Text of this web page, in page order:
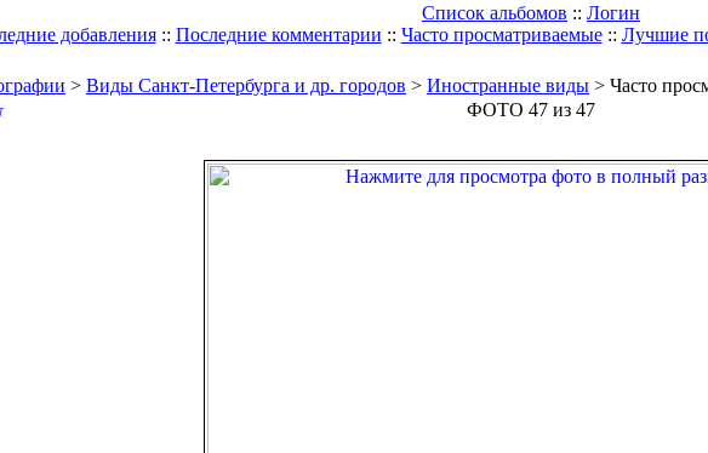
Список альбомов :: Логин
добавления:: Последние комментарии :: Часто просматриваемые:: Лучшие
> Виды Санкт-Петербурга и др. городов > Иностранные виды > Часто
ФОТО 47 из 47